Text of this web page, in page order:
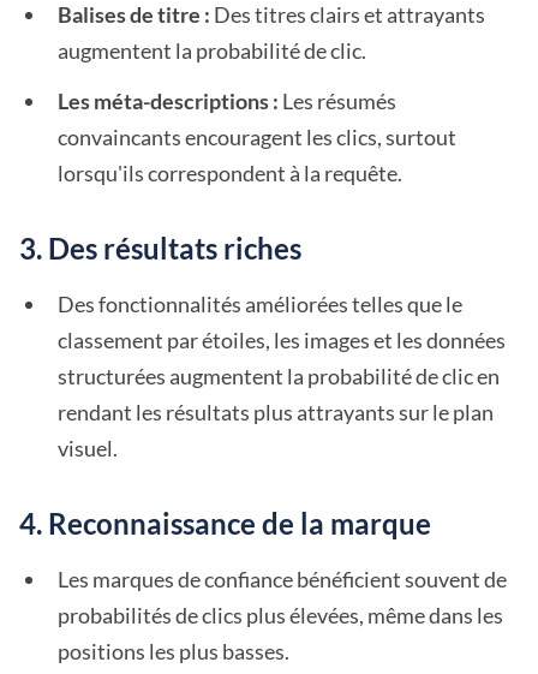
Balises de titre : Des titres clairs et attrayants
augmentent la probabilité de clic.
Les méta-descriptions : Les résumés
convaincants encouragent les clics, surtout
lorsqu'ils correspondent à la requête.
3. Des résultats riches
Des fonctionnalités améliorées telles que le
classement par étoiles, les images et les données
structurées augmentent la probabilité de clic en
rendant les résultats plus attrayants sur le plan
visuel.
4. Reconnaissance de la marque
Les marques de confiance bénéficient souvent de
probabilités de clics plus élevées, même dans les
positions les plus basses.